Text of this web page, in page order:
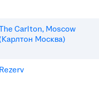
Carlton, Moscow
Москва)
Rezerv